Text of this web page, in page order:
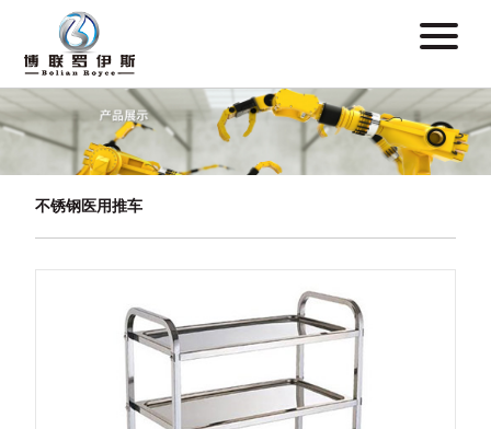
不锈钢医用推车